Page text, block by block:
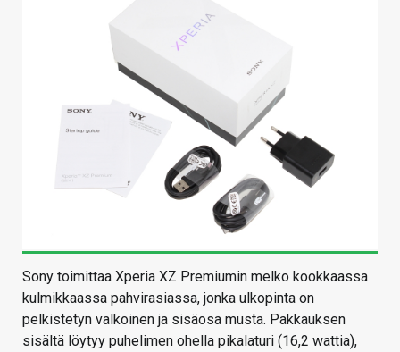
Sony toimittaa Xperia XZ Premiumin melko kookkaassa
kulmikkaassa pahvirasiassa, jonka ulkopinta on
pelkistetyn valkoinen ja sisäosa musta. Pakkauksen
sisältä löytyy puhelimen ohella pikalaturi (16,2 wattia),